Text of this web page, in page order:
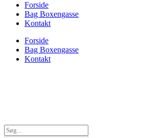
Forside
Bag Boxengasse
Kontakt
Forside
Bag Boxengasse
Kontakt